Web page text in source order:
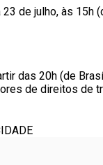
de julho, às 15h
das 20h (de
de direitos de